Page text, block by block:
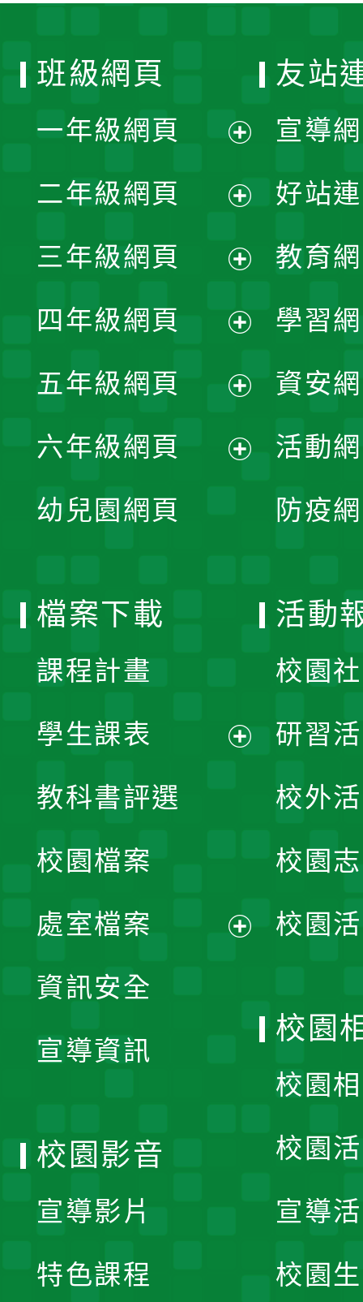
班級網頁
一年級網頁
開
選
單
二年級網頁
開
選
單
三年級網頁
開
選
單
四年級網頁
開
選
五年級網頁
開
六年級網頁
幼兒園網頁
友站
宣導
好站
教育
學習
資安
活動
防疫
檔案下載
課程計畫
學生課表
單
教科書評選
校園檔案
處室檔案
資訊安全
宣導資訊
活動
校園
研習
校外
校園
校園
校園
校園
校園
宣導
校園
校園影音
宣導影片
特色課程